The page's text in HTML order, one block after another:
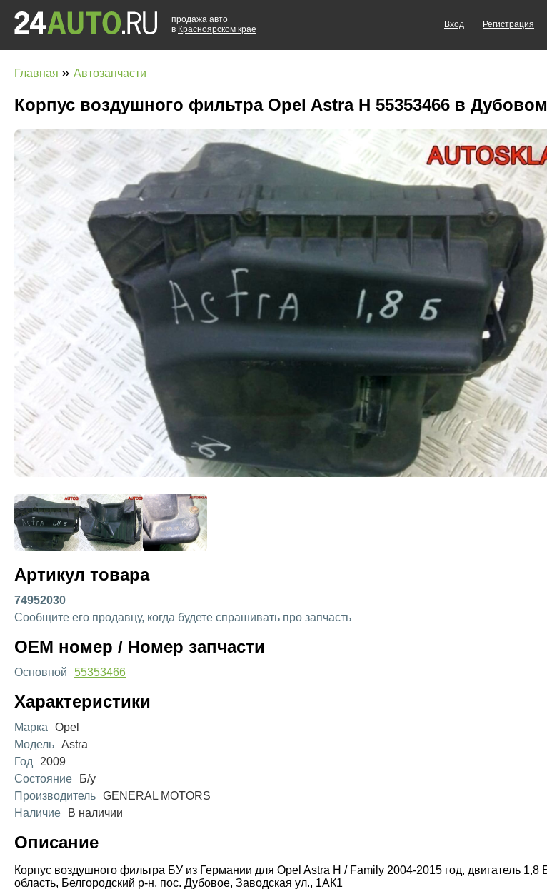
продажа авто
в Красноярском крае
Вход Регистрация
Главная » Автозапчасти
Корпус воздушного фильтра Opel Astra H 55353466 в Дубовом
Артикул товара
74952030
Сообщите его продавцу, когда будете спрашивать про запчасть
OEM номер / Номер запчасти
Основной 55353466
Характеристики
Марка
Opel
Модель Astra
Год
2009
Состояние
Б/у
Производитель GENERAL MOTORS
Наличие
В наличии
Описание
Корпус воздушного фильтра БУ из Германии для Opel Astra H / Family 2004-2015 год, двигатель
область, Белгородский р-н, пос. Дубовое, Заводская ул., 1АК1